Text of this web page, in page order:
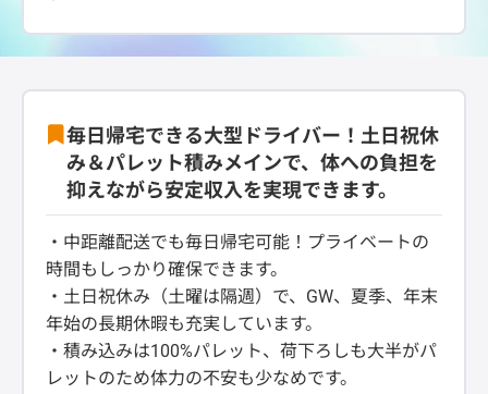
毎日帰宅できる大型ドライバー！土日祝休
み＆パレット積みメインで、体への負担を
抑えながら安定収入を実現できます。
・中距離配送でも毎日帰宅可能！プライベートの
時間もしっかり確保できます。
・土日祝休み（土曜は隔週）で、GW、夏季、年末
年始の長期休暇も充実しています。
・積み込みは100%パレット、荷下ろしも大半がパ
レットのため体力の不安も少なめです。